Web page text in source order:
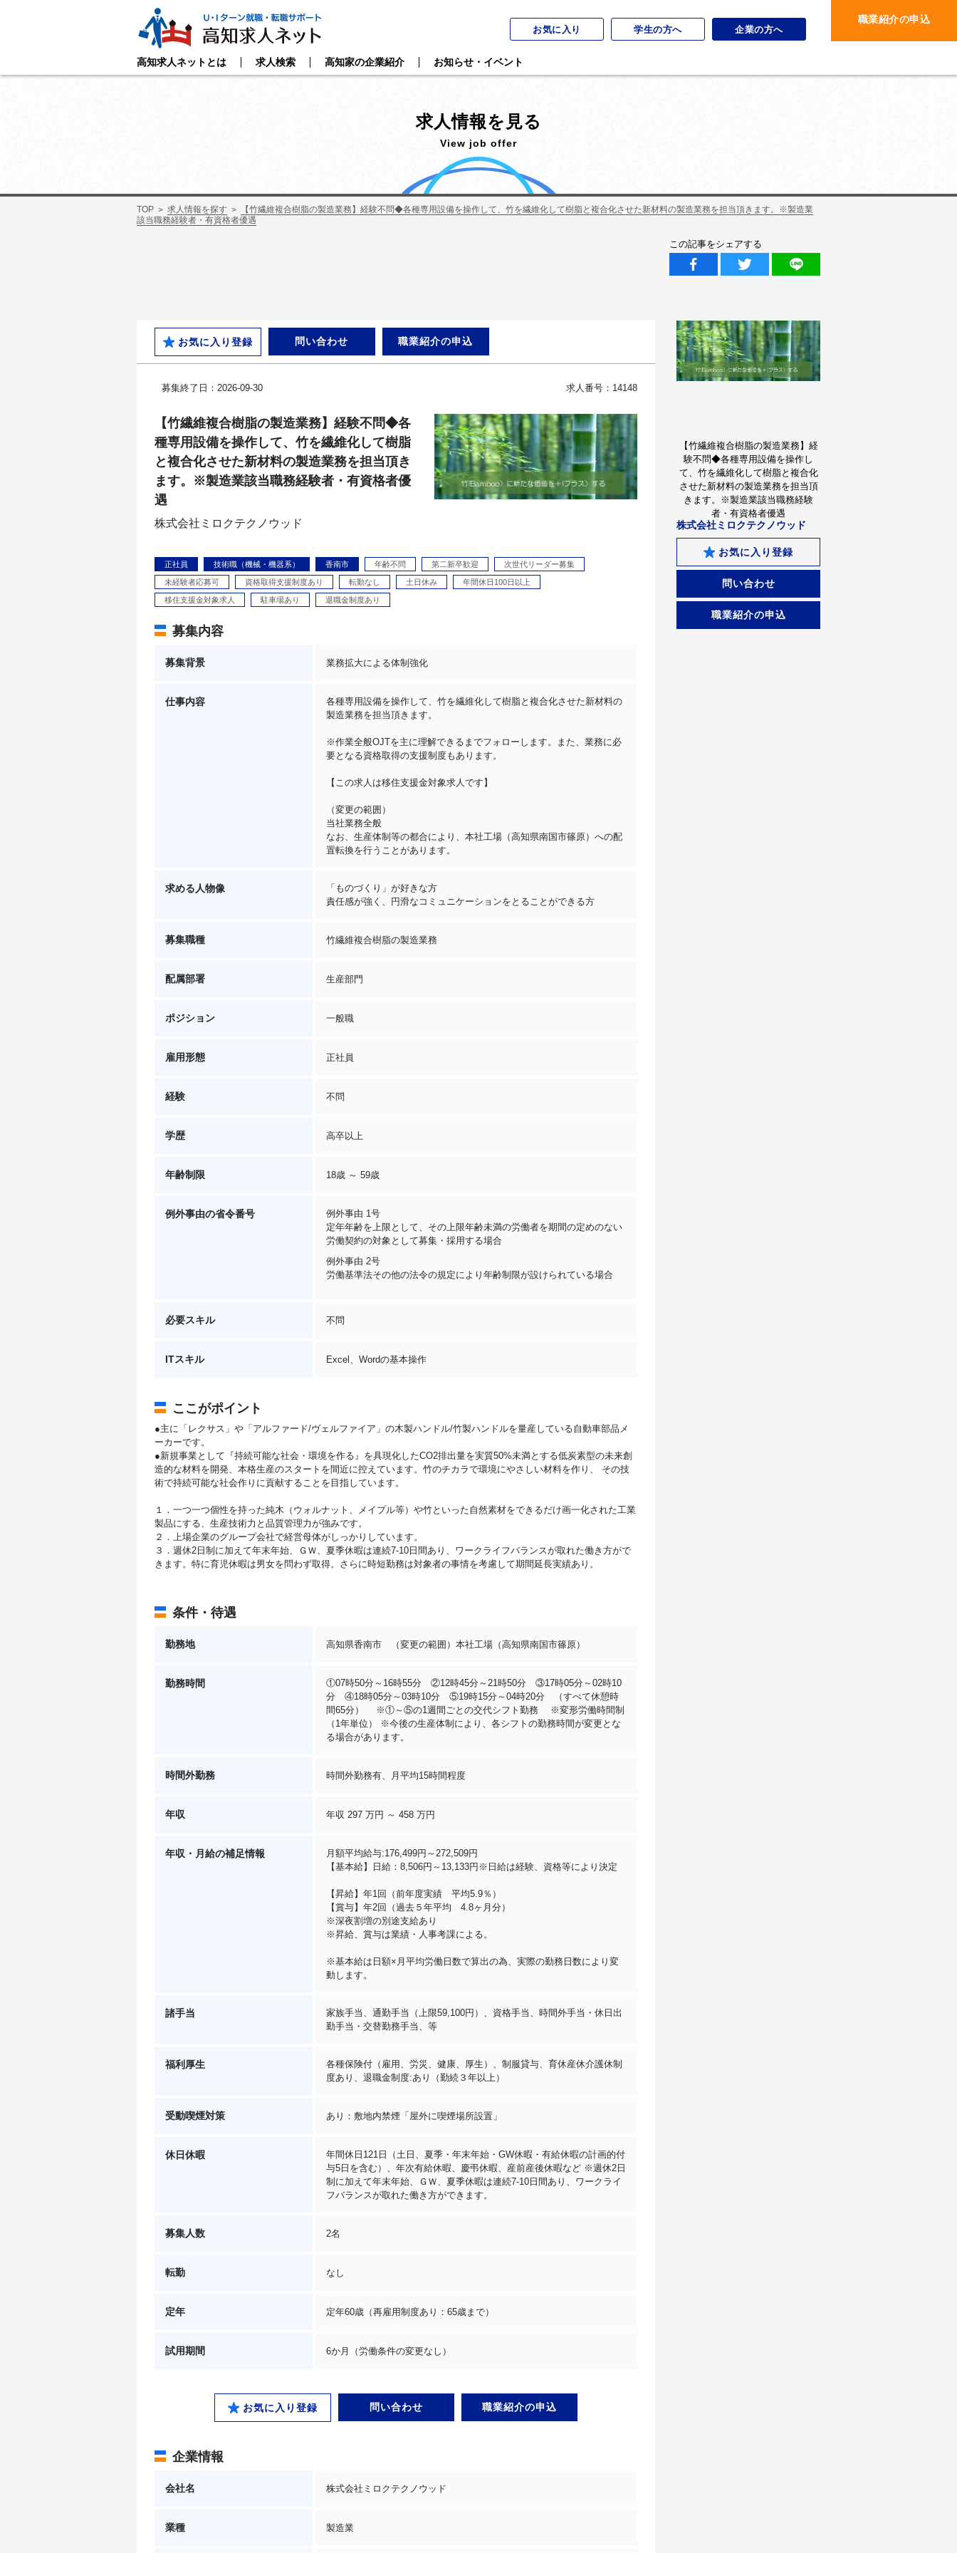
お気に入り 学生の方へ 企業の方へ
職業紹介の申込
高知求人ネットとは 求人検索 高知家の企業紹介 お知らせ・イベント
求人情報を見る
View job offer
TOP 求人情報を探す
【竹繊維複合樹脂の製造業務】経験不問◆各種専用設備を操作して、竹を繊維化して樹脂と複合化させた新材料の製造業務を担当頂きます。※製造業
該当職務経験者・有資格者優遇
この記事をシェアする
お気に入り登録 問い合わせ 職業紹介の申込
募集終了日：2026-09-30 求人番号：14148
【竹繊維複合樹脂の製造業務】経験不問◆各
種専用設備を操作して、竹を繊維化して樹脂
と複合化させた新材料の製造業務を担当頂き
ます。※製造業該当職務経験者・有資格者優
遇
株式会社ミロクテクノウッド
正社員 技術職（機械・機器系） 香南市 年齢不問 第二新卒歓迎 次世代リーダー募集
未経験者応募可 資格取得支援制度あり 転勤なし 土日休み 年間休日100日以上
移住支援金対象求人 駐車場あり 退職金制度あり
募集内容
募集背景 業務拡大による体制強化
仕事内容
各種専用設備を操作して、竹を繊維化して樹脂と複合化させた新材料の
製造業務を担当頂きます。
※作業全般OJTを主に理解できるまでフォローします。また、業務に必
要となる資格取得の支援制度もあります。
【この求人は移住支援金対象求人です】
（変更の範囲）
当社業務全般
なお、生産体制等の都合により、本社工場（高知県南国市篠原）への配
置転換を行うことがあります。
求める人物像
「ものづくり」が好きな方
責任感が強く、円滑なコミュニケーションをとることができる方
募集職種 竹繊維複合樹脂の製造業務
配属部署 生産部門
ポジション 一般職
雇用形態 正社員
経験 不問
学歴 高卒以上
年齢制限 18歳 ～ 59歳
例外事由の省令番号
例外事由 1号
定年年齢を上限として、その上限年齢未満の労働者を期間の定めのない
労働契約の対象として募集・採用する場合
例外事由 2号
労働基準法その他の法令の規定により年齢制限が設けられている場合
必要スキル 不問
ITスキル Excel、Wordの基本操作
ここがポイント
●主に「レクサス」や「アルファード/ヴェルファイア」の木製ハンドル/竹製ハンドルを量産している自動車部品メ
ーカーです。
●新規事業として『持続可能な社会・環境を作る』を具現化したCO2排出量を実質50%未満とする低炭素型の未来創
造的な材料を開発、本格生産のスタートを間近に控えています。竹のチカラで環境にやさしい材料を作り、 その技
術で持続可能な社会作りに貢献することを目指しています。
１．一つ一つ個性を持った純木（ウォルナット、メイプル等）や竹といった自然素材をできるだけ画一化された工業
製品にする、生産技術力と品質管理力が強みです。
２．上場企業のグループ会社で経営母体がしっかりしています。
３．週休2日制に加えて年末年始、ＧＷ、夏季休暇は連続7‐10日間あり、ワークライフバランスが取れた働き方がで
きます。特に育児休暇は男女を問わず取得。さらに時短勤務は対象者の事情を考慮して期間延長実績あり。
条件・待遇
勤務地 高知県香南市 （変更の範囲）本社工場（高知県南国市篠原）
勤務時間
①07時50分～16時55分 ②12時45分～21時50分 ③17時05分～02時10
分 ④18時05分～03時10分 ⑤19時15分～04時20分 （すべて休憩時
間65分） ※①～⑤の1週間ごとの交代シフト勤務 ※変形労働時間制
（1年単位） ※今後の生産体制により、各シフトの勤務時間が変更とな
る場合があります。
時間外勤務 時間外勤務有、月平均15時間程度
年収 年収 297 万円 ～ 458 万円
年収・月給の補足情報
月額平均給与:176,499円～272,509円
【基本給】日給：8,506円～13,133円※日給は経験、資格等により決定
【昇給】年1回（前年度実績 平均5.9％）
【賞与】年2回（過去５年平均 4.8ヶ月分）
※深夜割増の別途支給あり
※昇給、賞与は業績・人事考課による。
※基本給は日額×月平均労働日数で算出の為、実際の勤務日数により変
動します。
諸手当
家族手当、通勤手当（上限59,100円）、資格手当、時間外手当・休日出
勤手当・交替勤務手当、等
福利厚生
各種保険付（雇用、労災、健康、厚生）、制服貸与、育休産休介護休制
度あり、退職金制度:あり（勤続３年以上）
受動喫煙対策 あり：敷地内禁煙「屋外に喫煙場所設置」
休日休暇
年間休日121日（土日、夏季・年末年始・GW休暇・有給休暇の計画的付
与5日を含む）、年次有給休暇、慶弔休暇、産前産後休暇など ※週休2日
制に加えて年末年始、ＧＷ、夏季休暇は連続7‐10日間あり、ワークライ
フバランスが取れた働き方ができます。
募集人数 2名
転勤 なし
定年 定年60歳（再雇用制度あり：65歳まで）
試用期間 6か月（労働条件の変更なし）
お気に入り登録 問い合わせ 職業紹介の申込
企業情報
会社名 株式会社ミロクテクノウッド
業種 製造業
【竹繊維複合樹脂の製造業務】経
験不問◆各種専用設備を操作し
て、竹を繊維化して樹脂と複合化
させた新材料の製造業務を担当頂
きます。※製造業該当職務経験
者・有資格者優遇
株式会社ミロクテクノウッド
お気に入り登録
問い合わせ
職業紹介の申込